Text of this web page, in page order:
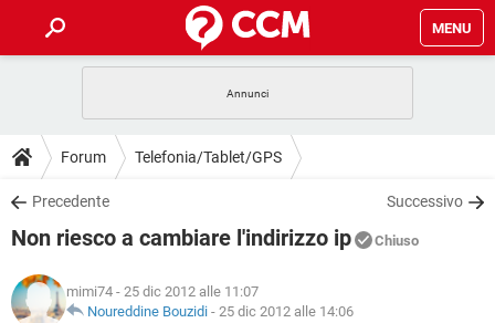
MENU
INTRATTENIMENTO ANDROID
iOS
INSTAGRAM WHATSAPP
TIKTOK
HARDWARE
GUIDE
COVID-19 GAMING
INSTAGRAM
DOWNLOAD
COVID-19 GAMING
INTRATTENIMENTO
iOS WINDOWS 10
COVID-19
GLOSSARIO
Forum Telefonia/Tablet/GPS
Precedente Successivo
Non riesco a cambiare l'indirizzo ip Chiuso
mimi74 - 25 dic 2012 alle 11:07
Noureddine Bouzidi - 25 dic 2012 alle 14:06